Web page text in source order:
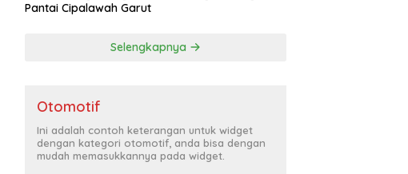
Pantai Cipalawah Garut
Selengkapnya
Otomotif
Ini adalah contoh keterangan untuk widget
dengan kategori otomotif, anda bisa dengan
mudah memasukkannya pada widget.